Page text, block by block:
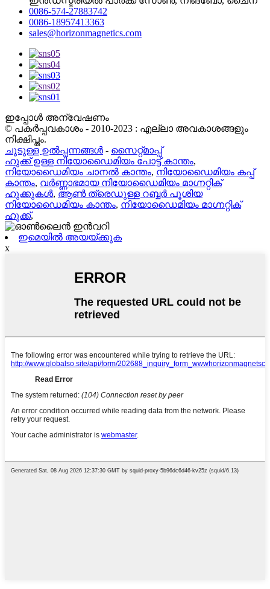
0086-574-27883742
0086-18957413363
sales@horizonmagnetics.com
ഇപ്പോൾ അന്വേഷണം
© പകർപ്പവകാശം - 2010-2023 : എല്ലാ അവകാശങ്ങളും
നിക്ഷിപ്തം.
ചൂടുള്ള ഉൽപ്പന്നങ്ങൾ - സൈറ്റ്മാപ്പ്
ഹുക്ക് ഉള്ള നിയോഡൈമിയം പോട്ട് കാന്തം,
നിയോഡൈമിയം ചാനൽ കാന്തം, നിയോഡൈമിയം കപ്പ്
കാന്തം, വർണ്ണാഭമായ നിയോഡൈമിയം മാഗ്നറ്റിക്
ഹുക്കുകൾ, ആൺ ത്രെഡുള്ള റബ്ബർ പൂശിയ
നിയോഡൈമിയം കാന്തം, നിയോഡൈമിയം മാഗ്നറ്റിക്
ഹുക്ക്,
ഇമെയിൽ അയയ്ക്കുക
x